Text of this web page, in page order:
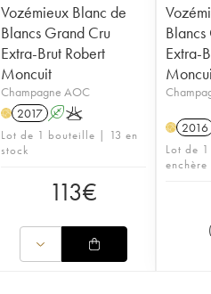
Vozémieux Blanc de
Blancs Grand Cru
Extra-Brut Robert
Moncuit
Champagne AOC
H 2017 AK
Lot de 1 bouteille | 13 en
stock
113€
Extra-
H 2016
Lot de
enchère
(